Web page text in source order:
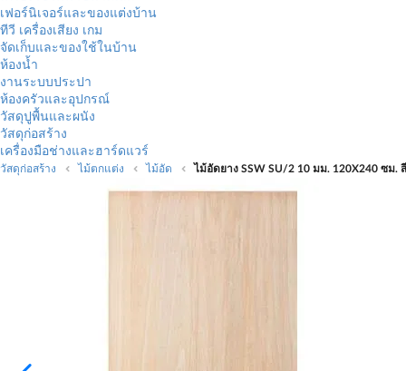
เฟอร์นิเจอร์และของแต่งบ้าน
ทีวี เครื่องเสียง เกม
จัดเก็บและของใช้ในบ้าน
ห้องน้ำ
งานระบบประปา
ห้องครัวและอุปกรณ์
วัสดุปูพื้นและผนัง
วัสดุก่อสร้าง
เครื่องมือช่างและฮาร์ดแวร์
วัสดุก่อสร้าง ไม้ตกแต่ง ไม้อัด ไม้อัดยาง SSW SU/2 10 มม. 120X240 ซม.